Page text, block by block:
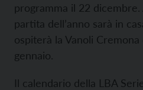
programma il 22
partita dell’anno sarà in
ospiterà la Vanoli
gennaio.
Il calendario della LBA